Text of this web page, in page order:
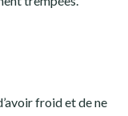
froid et de ne